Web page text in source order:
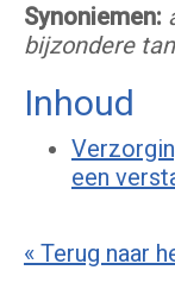
Synoniemen:
bijzondere
Inhoud
een
« Terug naar